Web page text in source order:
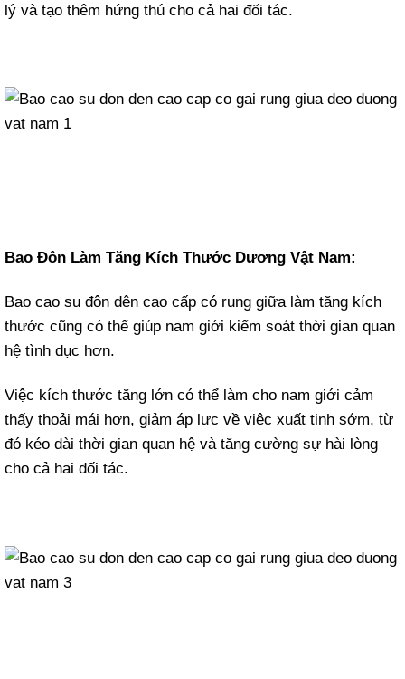
lý và tạo thêm hứng thú cho cả hai đối tác.
Bao Đôn Làm Tăng Kích Thước Dương Vật Nam:
Bao cao su đôn dên cao cấp có rung giữa làm tăng kích
thước cũng có thể giúp nam giới kiểm soát thời gian quan
hệ tình dục hơn.
Việc kích thước tăng lớn có thể làm cho nam giới cảm
thấy thoải mái hơn, giảm áp lực về việc xuất tinh sớm, từ
đó kéo dài thời gian quan hệ và tăng cường sự hài lòng
cho cả hai đối tác.